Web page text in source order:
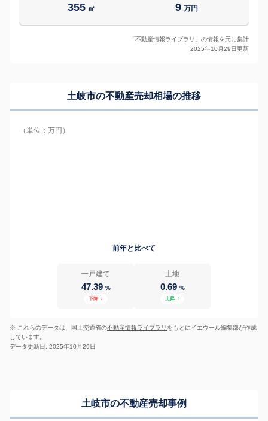
355 ㎡ 9 万円
「不動産情報ライブラリ」の情報を元に集計
2025年10月29日更新
土岐市の不動産売却相場の推移
（単位：万円）
前年と比べて
一戸建て
47.39 %
下降 ↓
土地
0.69 %
上昇 ↑
※ これらのデータは、国土交通省の不動産情報ライブラリ をもとにイエウール編集部が作成
しています。
データ更新日: 2025年10月29日
土岐市の不動産売却事例